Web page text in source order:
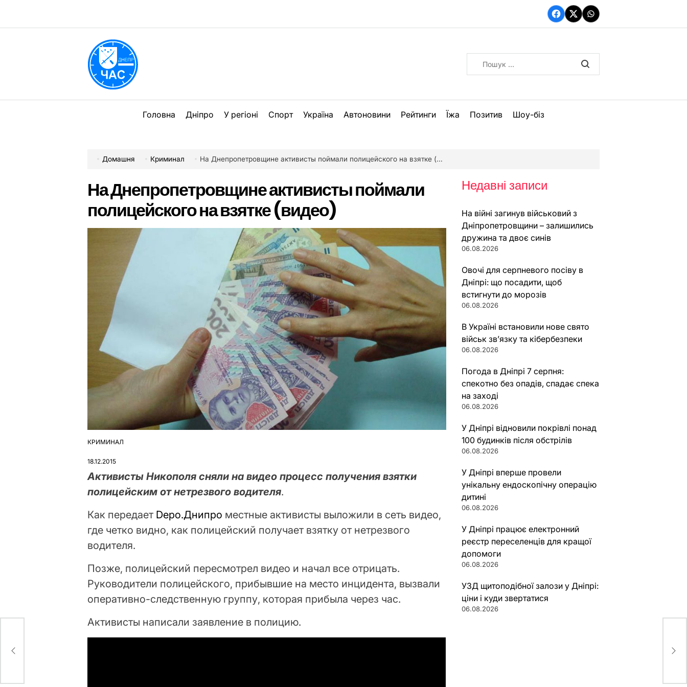
вмісту
Facebook
TwitterWhatsApp
Головна Дніпро У регіоні Спорт Україна Автоновини Рейтинги Їжа Позитив Шоу-біз
Домашня Криминал На Днепропетровщине активисты поймали полицейского на взятке (видео)
На Днепропетровщине активисты поймали
полицейского на взятке (видео)
ОПУБЛІКУВАТИ
КРИМИНАЛ
18.12.2015
Активисты Никополя сняли на видео процесс получения взятки
полицейским от нетрезвого водителя.
Как передает Depo.Днипро местные активисты выложили в сеть видео,
где четко видно, как полицейский получает взятку от нетрезвого
водителя.
Позже, полицейский пересмотрел видео и начал все отрицать.
Руководители полицейского, прибывшие на место инцидента, вызвали
оперативно-следственную группу, которая прибыла через час.
Активисты написали заявление в полицию.
Недавні записи
На війні загинув військовий з
Дніпропетровщини – залишились
дружина та двоє синів
06.08.2026
Овочі для серпневого посіву в
Дніпрі: що посадити, щоб
встигнути до морозів
06.08.2026
В Україні встановили нове свято
військ зв’язку та кібербезпеки
06.08.2026
Погода в Дніпрі 7 серпня:
спекотно без опадів, спадає спека
на заході
06.08.2026
У Дніпрі відновили покрівлі понад
100 будинків після обстрілів
06.08.2026
У Дніпрі вперше провели
унікальну ендоскопічну операцію
дитині
06.08.2026
У Дніпрі працює електронний
реєстр переселенців для кращої
допомоги
06.08.2026
УЗД щитоподібної залози у Дніпрі:
ціни і куди звертатися
06.08.2026